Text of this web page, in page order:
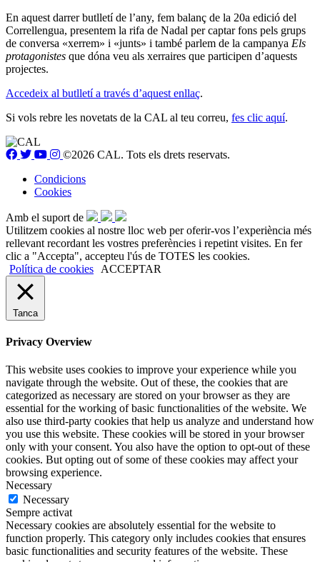
En aquest darrer butlletí de l’any, fem balanç de la 20a edició del
Correllengua, presentem la rifa de Nadal per captar fons pels grups
de conversa «xerrem» i «junts» i també parlem de la campanya Els
protagonistes que dóna veu als xerraires que participen d’aquests
projectes.
Accedeix al butlletí a través d’aquest enllaç.
Si vols rebre les novetats de la CAL al teu correu, fes clic aquí.
©2026 CAL. Tots els drets reservats.
Condicions
Cookies
Amb el suport de
Utilitzem cookies al nostre lloc web per oferir-vos l’experiència més
rellevant recordant les vostres preferències i repetint visites. En fer
clic a "Accepta", accepteu l'ús de TOTES les cookies.
Política de cookies
ACCEPTAR
Tanca
Privacy Overview
This website uses cookies to improve your experience while you
navigate through the website. Out of these, the cookies that are
categorized as necessary are stored on your browser as they are
essential for the working of basic functionalities of the website. We
also use third-party cookies that help us analyze and understand how
you use this website. These cookies will be stored in your browser
only with your consent. You also have the option to opt-out of these
cookies. But opting out of some of these cookies may affect your
browsing experience.
Necessary
Necessary
Sempre activat
Necessary cookies are absolutely essential for the website to
function properly. This category only includes cookies that ensures
basic functionalities and security features of the website. These